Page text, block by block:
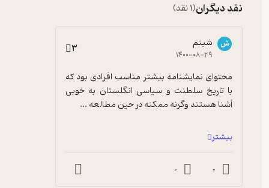
نقد دیگران(1 نقد)
ش شبنم
۱۴۰۰-۰۸-۲۹ 3
آشنا هستند وگرنه ممکنه در حین مطالعه ...
بیشتر
0
0